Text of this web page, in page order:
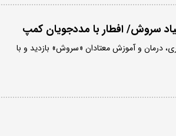
سروش/ افطار با مددجویان کمپ
درمان و آموزش معتادان «سروش» بازدید و با